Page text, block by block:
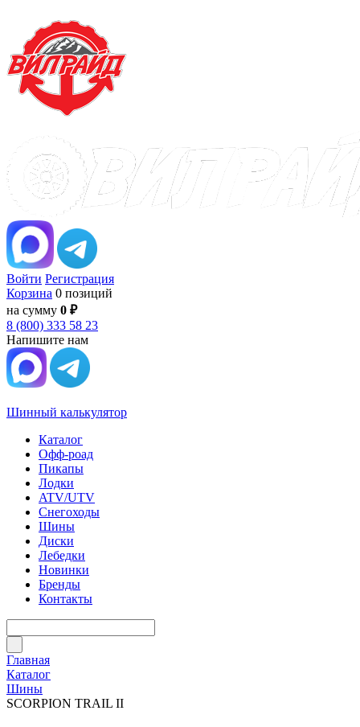
Войти Регистрация
Корзина 0 позиций
на сумму 0 ₽
8 (800) 333 58 23
Напишите нам
Шинный калькулятор
Каталог
Офф-роад
Пикапы
Лодки
ATV/UTV
Снегоходы
Шины
Диски
Лебедки
Новинки
Бренды
Контакты
Главная
Каталог
Шины
SCORPION TRAIL II